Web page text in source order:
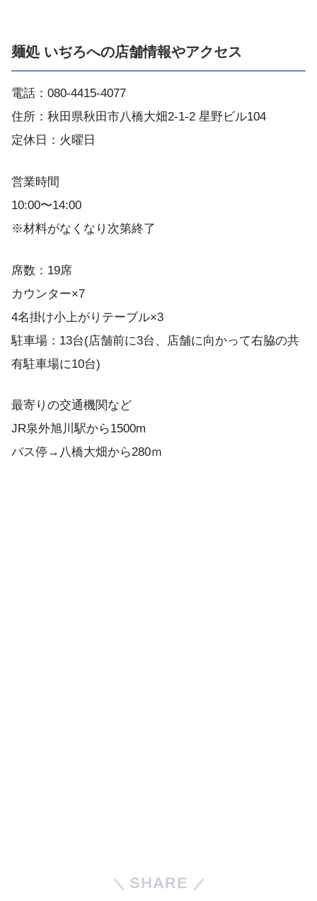
麺処 いぢろへの店舗情報やアクセス
電話：080-4415-4077
住所：秋田県秋田市八橋大畑2-1-2 星野ビル104
定休日：火曜日
営業時間
10:00〜14:00
※材料がなくなり次第終了
席数：19席
カウンター×7
4名掛け小上がりテーブル×3
駐車場：13台(店舗前に3台、店舗に向かって右脇の共
有駐車場に10台)
最寄りの交通機関など
JR泉外旭川駅から1500m
バス停→八橋大畑から280ｍ
SHARE